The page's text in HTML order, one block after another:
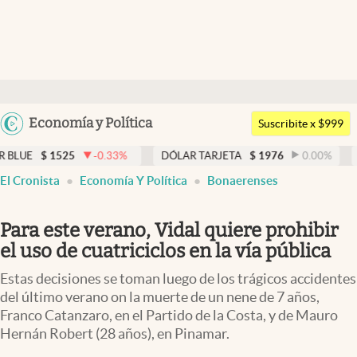
Argentina
Uruguay
Economía y Política
Members
Economía y Política
Finanzas y Mercados
Negocios
Columnistas
Otras secciones
Apertura
Suscribite x $999
-0.33 % DÓLAR TARJETA $ 1976 0.00 % DÓLAR MEP
El Cronista Economía Y Política Bonaerenses
Para este verano, Vidal quiere prohibir
el uso de cuatriciclos en la vía pública
Estas decisiones se toman luego de los trágicos accidentes
del último verano on la muerte de un nene de 7 años,
Franco Catanzaro, en el Partido de la Costa, y de Mauro
Hernán Robert (28 años), en Pinamar.